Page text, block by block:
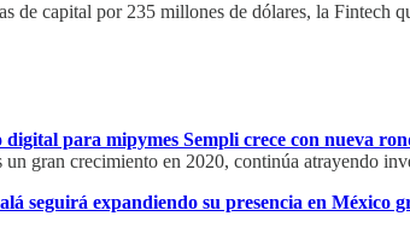
de capital por 235 millones de dólares, la Fintech
para mipymes Sempli crece con nueva
un gran crecimiento en 2020, continúa atrayendo
seguirá expandiendo su presencia en México